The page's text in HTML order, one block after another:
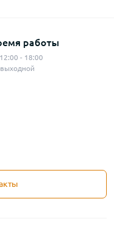
работы
- 18:00